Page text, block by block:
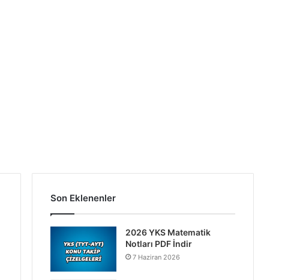
Son Eklenenler
2026 YKS Matematik
Notları PDF İndir
7 Haziran 2026